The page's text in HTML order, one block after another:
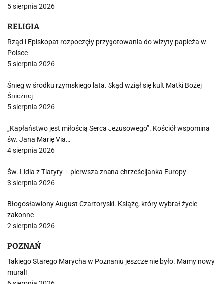
5 sierpnia 2026
RELIGIA
Rząd i Episkopat rozpoczęły przygotowania do wizyty papieża w
Polsce
5 sierpnia 2026
Śnieg w środku rzymskiego lata. Skąd wziął się kult Matki Bożej
Śnieżnej
5 sierpnia 2026
„Kapłaństwo jest miłością Serca Jezusowego”. Kościół wspomina
św. Jana Marię Via…
4 sierpnia 2026
Św. Lidia z Tiatyry – pierwsza znana chrześcijanka Europy
3 sierpnia 2026
Błogosławiony August Czartoryski. Książę, który wybrał życie
zakonne
2 sierpnia 2026
POZNAŃ
Takiego Starego Marycha w Poznaniu jeszcze nie było. Mamy nowy
mural!